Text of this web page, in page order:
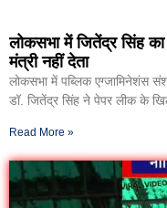
लोकसभा में जितेंद्र सिंह
मंत्री नहीं देता
लोकसभा में पब्लिक एग्जामिनेशंस
डॉ. जितेंद्र सिंह ने पेपर लीक के
Read More »